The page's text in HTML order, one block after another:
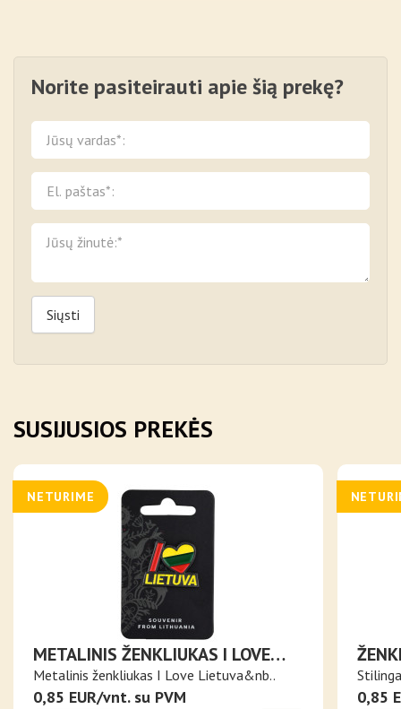
Norite pasiteirauti apie šią prekę?
Siųsti
SUSIJUSIOS PREKĖS
NETURIME
METALINIS ŽENKLIUKAS I LOVE
LIETUVA
Metalinis ženkliukas I Love Lietuva&nb..
0,85 EUR/vnt. su PVM 0,85